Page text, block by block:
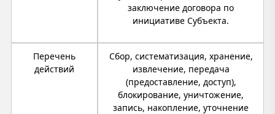
заключение договора по
инициативе Субъекта.
Перечень
действий
Сбор, систематизация, хранение,
извлечение, передача
(предоставление, доступ),
блокирование, уничтожение,
запись, накопление, уточнение